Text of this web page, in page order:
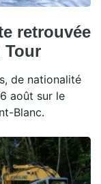
retrouvée
Tour
de nationalité
août sur le
Blanc.